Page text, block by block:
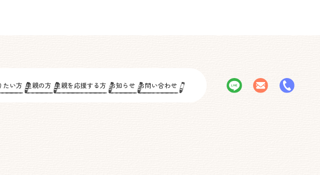
たい方 里親の方 里親を応援する方 お知らせ お問い合わせ